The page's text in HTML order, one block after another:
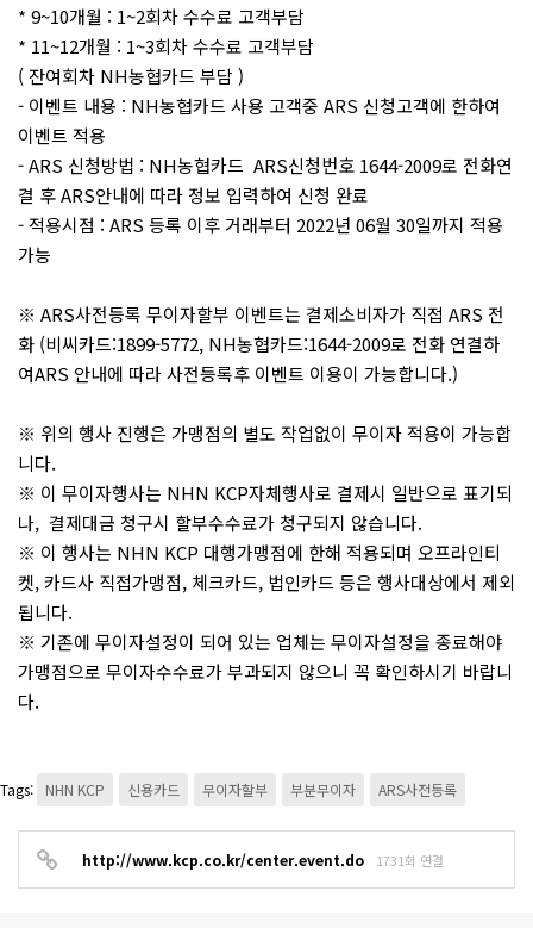
* 9~10개월 : 1~2회차 수수료 고객부담
* 11~12개월 : 1~3회차 수수료 고객부담
( 잔여회차 NH농협카드 부담 )
- 이벤트 내용 : NH농협카드 사용 고객중 ARS 신청고객에 한하여
이벤트 적용
- ARS 신청방법 : NH농협카드 ARS신청번호 1644-2009로 전화연
결 후 ARS안내에 따라 정보 입력하여 신청 완료
- 적용시점 : ARS 등록 이후 거래부터 2022년 06월 30일까지 적용
가능
※ ARS사전등록 무이자할부 이벤트는 결제소비자가 직접 ARS 전
화 (비씨카드:1899-5772, NH농협카드:1644-2009로 전화 연결하
여ARS 안내에 따라 사전등록후 이벤트 이용이 가능합니다.)
※ 위의 행사 진행은 가맹점의 별도 작업없이 무이자 적용이 가능합
니다.
※ 이 무이자행사는 NHN KCP자체행사로 결제시 일반으로 표기되
나, 결제대금 청구시 할부수수료가 청구되지 않습니다.
※ 이 행사는 NHN KCP 대행가맹점에 한해 적용되며 오프라인티
켓, 카드사 직접가맹점, 체크카드, 법인카드 등은 행사대상에서 제외
됩니다.
※ 기존에 무이자설정이 되어 있는 업체는 무이자설정을 종료해야
가맹점으로 무이자수수료가 부과되지 않으니 꼭 확인하시기 바랍니
다.
Tags: NHN KCP 신용카드 무이자할부 부분무이자 ARS사전등록
http://www.kcp.co.kr/center.event.do 1731회 연결